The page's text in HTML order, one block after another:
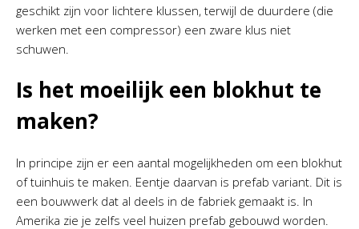
geschikt zijn voor lichtere klussen, terwijl de duurdere (die
werken met een compressor) een zware klus niet
schuwen.
Is het moeilijk een blokhut te
maken?
In principe zijn er een aantal mogelijkheden om een blokhut
of tuinhuis te maken. Eentje daarvan is prefab variant. Dit is
een bouwwerk dat al deels in de fabriek gemaakt is. In
Amerika zie je zelfs veel huizen prefab gebouwd worden.